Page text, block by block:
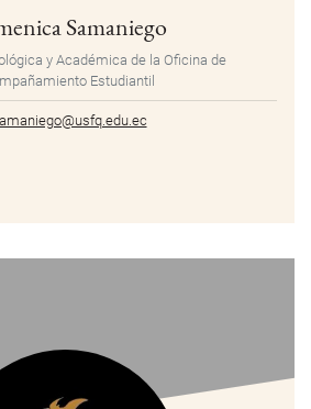
Samaniego
y Académica de la Oficina de
Estudiantil